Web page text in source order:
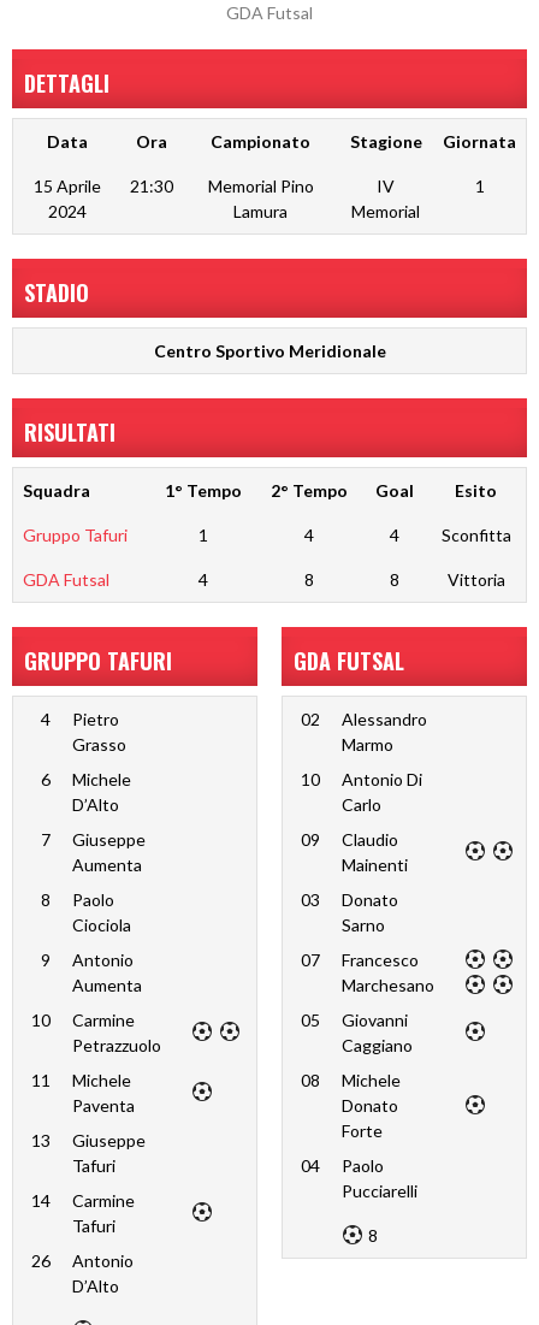
GDA Futsal
DETTAGLI
Data Ora Campionato Stagione Giornata
15 Aprile
2024
21:30
Memorial Pino
Lamura
IV
Memorial
1
STADIO
Centro Sportivo Meridionale
RISULTATI
Squadra 1° Tempo 2° Tempo Goal Esito
Gruppo Tafuri 1 4 4 Sconfitta
GDA Futsal 4 8 8 Vittoria
GRUPPO TAFURI
4
Pietro
Grasso
6
Michele
D’Alto
7
Giuseppe
Aumenta
8
Paolo
Ciociola
9
Antonio
Aumenta
10
Carmine
Petrazzuolo
11
Michele
Paventa
13
Giuseppe
Tafuri
14
Carmine
Tafuri
26
Antonio
D’Alto
GDA FUTSAL
02
Alessandro
Marmo
10
Antonio Di
Carlo
09
Claudio
Mainenti
03
Donato
Sarno
07
Francesco
Marchesano
05
Giovanni
Caggiano
08
Michele
Donato
Forte
04
Paolo
Pucciarelli
8